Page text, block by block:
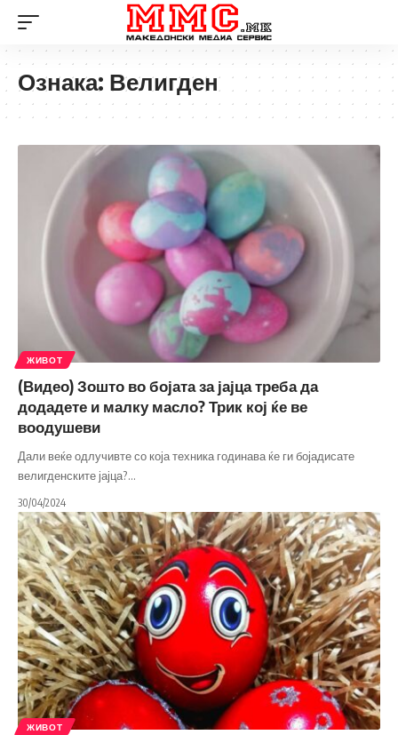
Ознака: Велигден
ЖИВОТ
(Видео) Зошто во бојата за јајца треба да
додадете и малку масло? Трик кој ќе ве
воодушеви
Дали веќе одлучивте со која техника годинава ќе ги бојадисате
велигденските јајца?…
30/04/2024
ЖИВОТ